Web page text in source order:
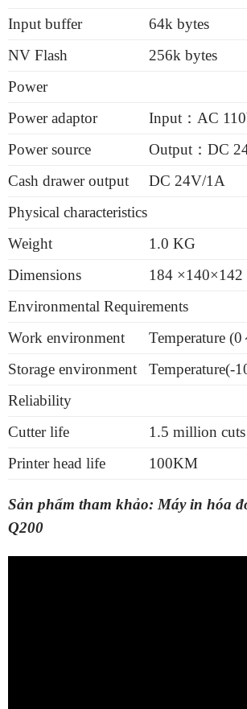
Input buffer
64k bytes
NV Flash
256k bytes
Power
Power adaptor
Input：AC
Power source
Output：DC
Cash drawer output
DC 24V/1A
Physical characteristics
Weight
1.0 KG
Dimensions
184
Environmental Requirements
Work environment
Temperature
Storage environment
Reliability
Cutter life
1.5 million cuts
Printer head life
100KM
Sản phẩm tham khảo:Máy in hóa
Q200